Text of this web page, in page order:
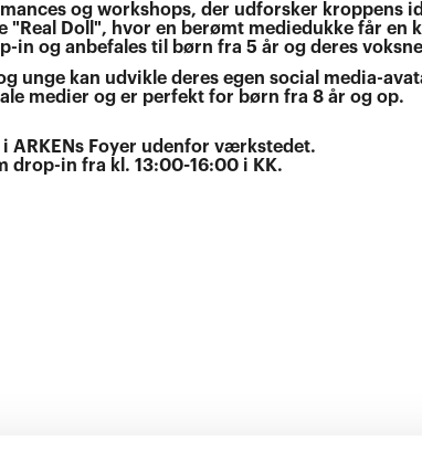
og workshops, der udforsker kroppens
Doll", hvor en berømt mediedukke får en
in og anbefales til børn fra 5 år og deres
unge kan udvikle deres egen social media-
medier og er perfekt for børn fra 8 år og op.
ARKENs Foyer udenfor værkstedet.
drop-in fra kl. 13:00-16:00 i KK.